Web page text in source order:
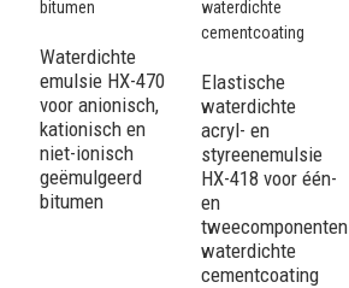
Waterdichte
emulsie HX-470
voor anionisch,
kationisch en
niet-ionisch
geëmulgeerd
bitumen
Elastische
waterdichte
acryl- en
styreenemulsie
HX-418 voor één-
en
tweecomponenten
waterdichte
cementcoating